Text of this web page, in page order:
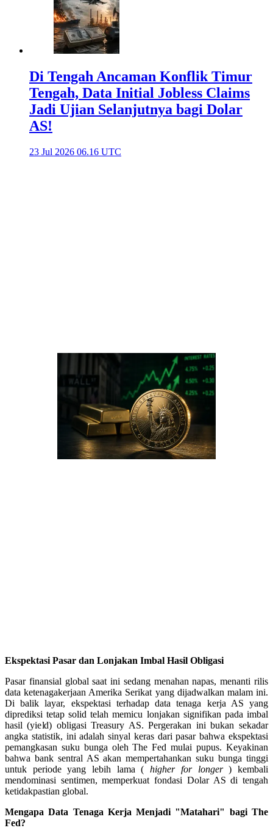
Di Tengah Ancaman Konflik Timur
Tengah, Data Initial Jobless Claims
Jadi Ujian Selanjutnya bagi Dolar
AS!
23 Jul 2026 06.16 UTC
Ekspektasi Pasar dan Lonjakan Imbal Hasil Obligasi
Pasar finansial global saat ini sedang menahan napas, menanti rilis
data ketenagakerjaan Amerika Serikat yang dijadwalkan malam ini.
Di balik layar, ekspektasi terhadap data tenaga kerja AS yang
diprediksi tetap solid telah memicu lonjakan signifikan pada imbal
hasil (yield) obligasi Treasury AS. Pergerakan ini bukan sekadar
angka statistik, ini adalah sinyal keras dari pasar bahwa ekspektasi
pemangkasan suku bunga oleh The Fed mulai pupus. Keyakinan
bahwa bank sentral AS akan mempertahankan suku bunga tinggi
untuk periode yang lebih lama (higher for longer) kembali
mendominasi sentimen, memperkuat fondasi Dolar AS di tengah
ketidakpastian global.
Mengapa Data Tenaga Kerja Menjadi "Matahari" bagi The
Fed?